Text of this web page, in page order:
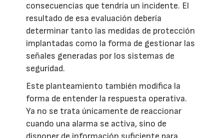
consecuencias que tendría un incidente. El
resultado de esa evaluación debería
determinar tanto las medidas de protección
implantadas como la forma de gestionar las
señales generadas por los sistemas de
seguridad.
Este planteamiento también modifica la
forma de entender la respuesta operativa.
Ya no se trata únicamente de reaccionar
cuando una alarma se activa, sino de